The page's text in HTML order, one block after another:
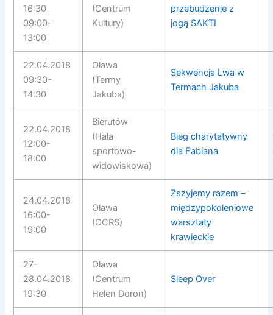
16:30
09:00-
13:00
(Centrum
Kultury)
przebudzenie z
jogą SAKTI
22.04.2018
09:30-
14:30
Oława
(Termy
Jakuba)
Sekwencja Lwa w
Termach Jakuba
22.04.2018
12:00-
18:00
Bierutów
(Hala
sportowo-
widowiskowa)
Bieg charytatywny
dla Fabiana
24.04.2018
16:00-
19:00
Oława
(OCRS)
Zszyjemy razem –
międzypokoleniowe
warsztaty
krawieckie
27-
28.04.2018
19:30
Oława
(Centrum
Helen Doron)
Sleep Over